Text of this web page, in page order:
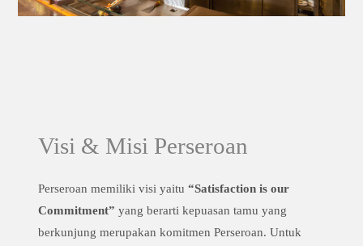
Visi & Misi Perseroan
Perseroan memiliki visi yaitu“Satisfaction is our
Commitment” yang berarti kepuasan tamu yang
berkunjung merupakan komitmen Perseroan. Untuk